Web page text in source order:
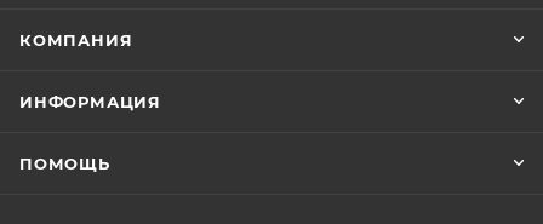
КОМПАНИЯ
ИНФОРМАЦИЯ
ПОМОЩЬ